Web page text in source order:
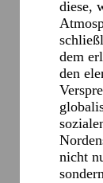
diese,
dem
den
nicht